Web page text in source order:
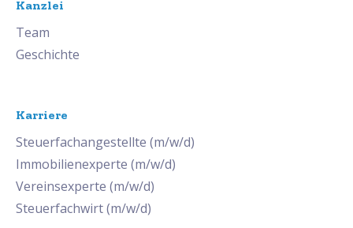
Kanzlei
Team
Geschichte
Karriere
Steuerfachangestellte (m/w/d)
Immobilienexperte (m/w/d)
Vereinsexperte (m/w/d)
Steuerfachwirt (m/w/d)